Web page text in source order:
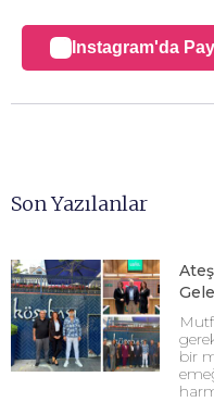
Instagram'da
Son Yazılanlar
bir